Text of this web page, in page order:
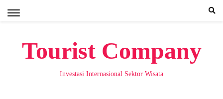
Tourist Company
Investasi Internasional Sektor Wisata